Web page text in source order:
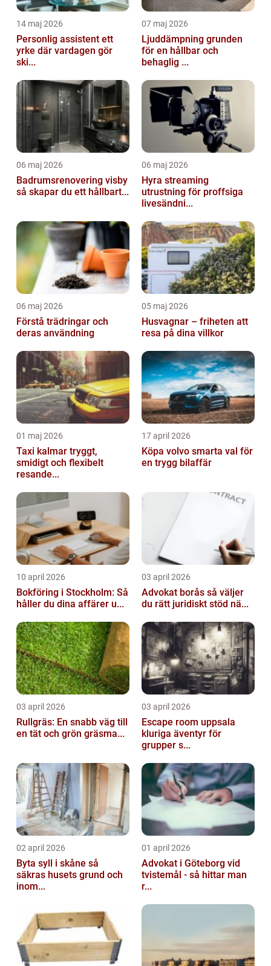
14 maj 2026
Personlig assistent ett
yrke där vardagen gör
ski...
07 maj 2026
Ljuddämpning grunden
för en hållbar och
behaglig ...
06 maj 2026
Badrumsrenovering visby
så skapar du ett hållbart...
06 maj 2026
Hyra streaming
utrustning för proffsiga
livesändni...
06 maj 2026
Förstå trädringar och
deras användning
05 maj 2026
Husvagnar – friheten att
resa på dina villkor
01 maj 2026
Taxi kalmar tryggt,
smidigt och flexibelt
resande...
17 april 2026
Köpa volvo smarta val för
en trygg bilaffär
10 april 2026
Bokföring i Stockholm: Så
håller du dina affärer u...
03 april 2026
Advokat borås så väljer
du rätt juridiskt stöd nä...
03 april 2026
Rullgräs: En snabb väg till
en tät och grön gräsma...
03 april 2026
Escape room uppsala
kluriga äventyr för
grupper s...
02 april 2026
Byta syll i skåne så
säkras husets grund och
inom...
01 april 2026
Advokat i Göteborg vid
tvistemål - så hittar man
r...